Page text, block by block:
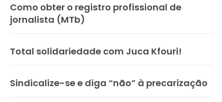
Como obter o registro profissional de
jornalista (MTb)
Total solidariedade com Juca Kfouri!
Sindicalize-se e diga “não” à precarização